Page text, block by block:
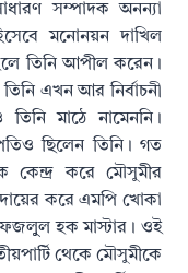
সম্পাদক অনন্যা
মনোনয়ন দাখিল
তিনি আপীল করেন।
এখন আর নির্বাচনী
মাঠে নামেননি।
ছিলেন তিনি। গত
কেন্দ্র করে মৌসুমীর
দায়ের করে এমপি খোকা
ফজলুুল হক মাস্টার। ওই
থেকে মৌসুমীকে